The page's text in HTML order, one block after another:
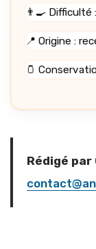
👨‍🍳
📍 Origine :
🫙
Rédigé par